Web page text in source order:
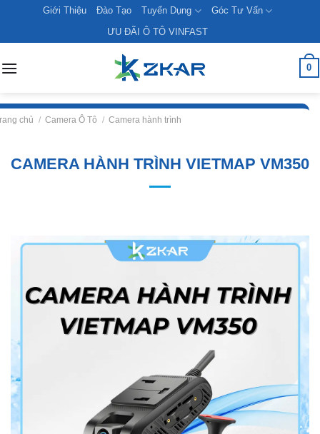
content
Giới Thiệu Đào Tạo Tuyển Dụng
Góc Tư Vấn
ƯU ĐÃI Ô TÔ VINFAST
0
chủ / Camera Ô Tô / Camera hành trình
CAMERA HÀNH TRÌNH VIETMAP VM350